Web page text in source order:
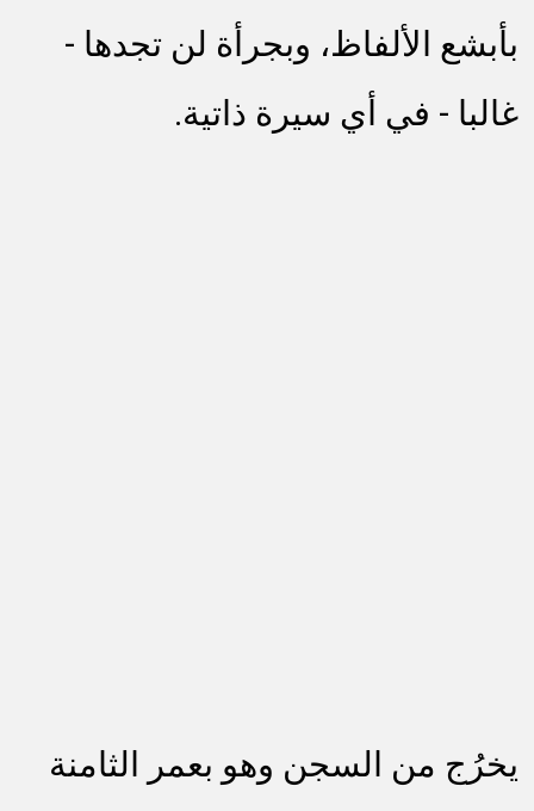
بأبشع الألفاظ، وبجرأة لن تجدها -
غالبا - في أي سيرة ذاتية.
يخرُج من السجن وهو بعمر الثامنة